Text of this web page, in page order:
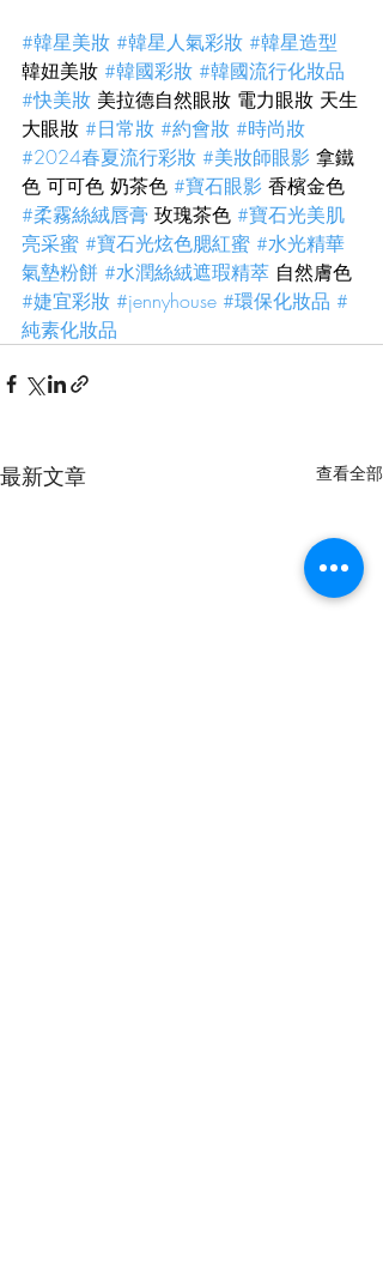
#韓星美妝 #韓星人氣彩妝 #韓星造型
韓妞美妝 #韓國彩妝 #韓國流行化妝品
#快美妝 美拉德自然眼妝 電力眼妝 天生
大眼妝 #日常妝 #約會妝 #時尚妝
#2024春夏流行彩妝 #美妝師眼影 拿鐵
色 可可色 奶茶色 #寶石眼影 香檳金色
#柔霧絲絨唇膏 玫瑰茶色 #寶石光美肌
亮采蜜 #寶石光炫色腮紅蜜 #水光精華
氣墊粉餅 #水潤絲絨遮瑕精萃 自然膚色
#婕宜彩妝 #jennyhouse #環保化妝品 #
純素化妝品
最新文章 查看全部